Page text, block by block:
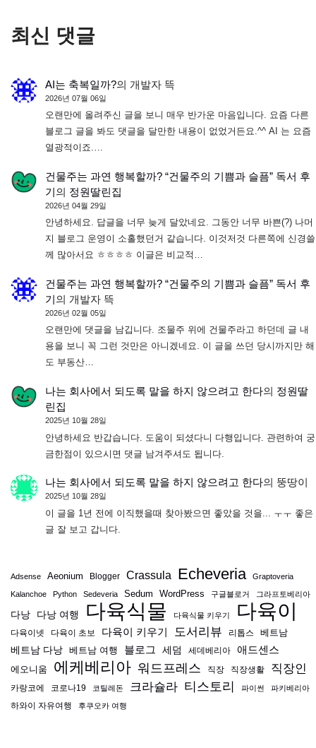
최신 댓글
AI는 축복일까?의 개발자 뜩
2026년 07월 06일
오랜만에 올려주신 글을 보니 매우 반가운 마음입니다. 요즘 다른
블로그 글을 봐도 댓글을 달만한 내용이 없었거든요.^^ AI 는 요즘
열광적이죠.…
건물주는 과연 행복할까? “건물주의 기쁨과 슬픔” 독서 후
기의 정원딸린집
2026년 04월 29일
안녕하세요. 답글을 너무 늦게 달았네요. 그동안 너무 바쁜(?) 나머
지 블로그 운영이 소홀했던거 같습니다. 이것저것 다른쪽에 신경쓸
께 많아서요 ㅎㅎㅎㅎ 이글은 비교적…
건물주는 과연 행복할까? “건물주의 기쁨과 슬픔” 독서 후
기의 개발자 뜩
2026년 02월 05일
오랜만에 댓글을 남깁니다. 조물주 위에 건물주라고 하던데 글 내
용을 보니 꼭 그런 것만은 아니겠네요. 이 글을 쓰던 당시까지만 해
도 부동산…
나는 회사에서 되도록 말을 하지 않으려고 한다의 정원딸
린집
2025년 10월 28일
안녕하세요 반갑습니다. 도움이 되셨다니 다행입니다. 관련하여 궁
금한점이 있으시면 댓글 남겨주셔도 됩니다.
나는 회사에서 되도록 말을 하지 않으려고 한다의 뚱땅이
2025년 10월 28일
이 글을 1년 전에 이직했을때 찾아봤으면 좋았을 것을... ㅜㅜ 좋은
글 잘 보고 갑니다.
Adsense Aeonium Blogger Crassula Echeveria Graptoveria
Kalanchoe Python Sedeveria Sedum WordPress 구글블로거 그라프토베리아
다낭 다낭 여행 다육식물 다육식물 키우기 다육이
다육이넷 다육이 초보 다육이 키우기 도서리뷰 리톱스
베트남
베트남 다낭 베트남 여행 블로그 세덤 세데베리아 애드센스
에오니움 에케베리아 워드프레스 직장 직장생활 직장인
카랑코에 코로나19 코틸레돈 크라슐라 티스토리 파이썬 파키베리아
하와이 자유여행 후쿠오카 여행